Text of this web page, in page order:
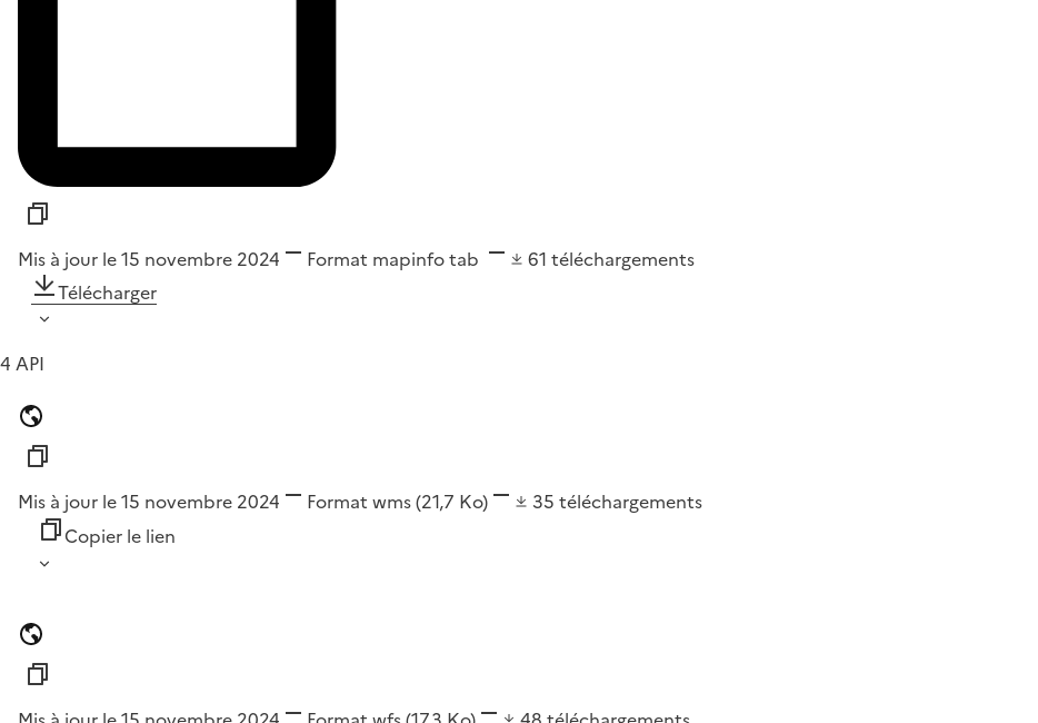
Mis à jour le 15 novembre 2024 Format mapinfo tab 61 téléchargements
Télécharger
4 API
Mis à jour le 15 novembre 2024 Format wms(21,7 Ko) 35 téléchargements
Copier le lien